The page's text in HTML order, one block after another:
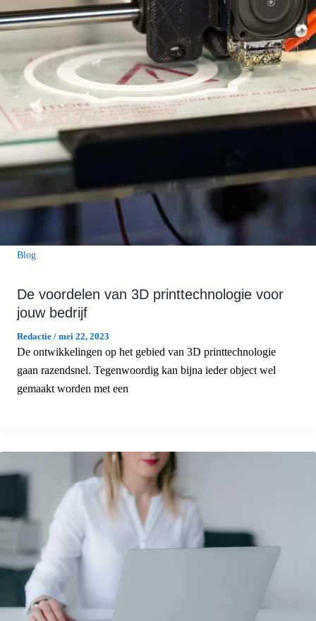
Blog
De voordelen van 3D printtechnologie voor
jouw bedrijf
Redactie / mei 22, 2023
De ontwikkelingen op het gebied van 3D printtechnologie
gaan razendsnel. Tegenwoordig kan bijna ieder object wel
gemaakt worden met een